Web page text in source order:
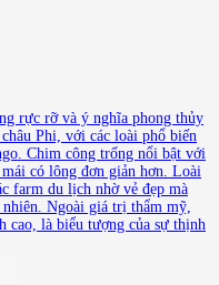
rực rỡ và ý nghĩa phong thủy
Phi, với các loài phổ biến
Chim công trống nổi bật với
có lông đơn giản hơn. Loài
farm du lịch nhờ vẻ đẹp mà
Ngoài giá trị thẩm mỹ,
cao, là biểu tượng của sự thịnh